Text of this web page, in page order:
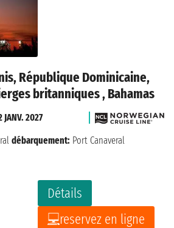
République Dominicaine,
britanniques , Bahamas
Détails
reservez en ligne
JANV. 2027
débarquement: Port Canaveral